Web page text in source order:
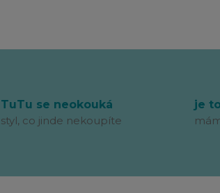
TuTu se neokouká
styl, co jinde nekoupíte
je